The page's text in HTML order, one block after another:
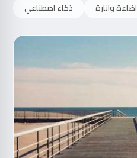
اضاءة وانارة
ذكاء اصطناعي